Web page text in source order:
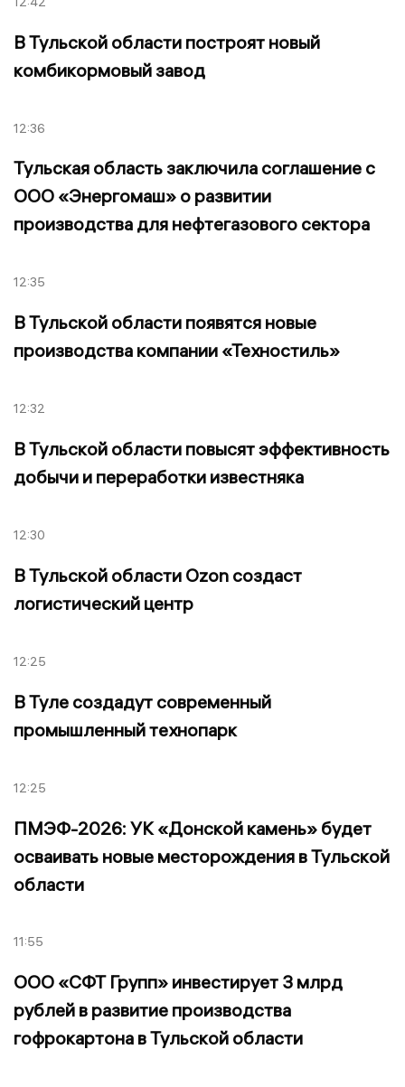
В Тульской области построят новый
комбикормовый завод
12:36
Тульская область заключила соглашение с
ООО «Энергомаш» о развитии
производства для нефтегазового сектора
12:35
В Тульской области появятся новые
производства компании «Техностиль»
12:32
В Тульской области повысят эффективность
добычи и переработки известняка
12:30
В Тульской области Ozon создаст
логистический центр
12:25
В Туле создадут современный
промышленный технопарк
12:25
ПМЭФ-2026: УК «Донской камень» будет
осваивать новые месторождения в Тульской
области
11:55
ООО «СФТ Групп» инвестирует 3 млрд
рублей в развитие производства
гофрокартона в Тульской области